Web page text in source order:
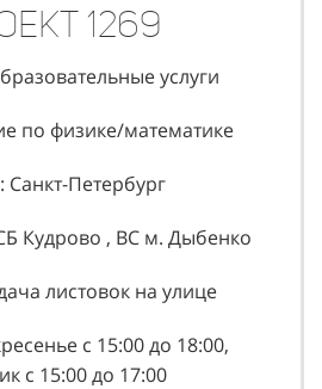
1269
услуги
по физике/математике
Санкт-Петербург
Кудрово , ВС м. Дыбенко
листовок на улице
с 15:00 до 18:00,
с 15:00 до 17:00